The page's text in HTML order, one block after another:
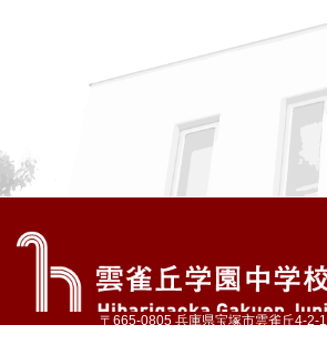
〒665-0805 兵庫県宝塚市雲雀丘4-2-1